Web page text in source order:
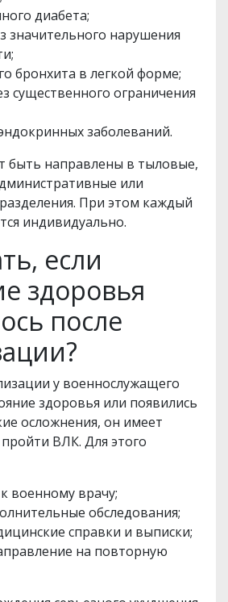
диабета;
значительного нарушения
бронхита в легкой форме;
существенного ограничения
заболеваний.
быть направлены в тыловые,
или
При этом каждый
индивидуально.
если
здоровья
после
у военнослужащего
здоровья или появились
осложнения, он имеет
ВЛК. Для этого
военному врачу;
обследования;
справки и выписки;
на повторную